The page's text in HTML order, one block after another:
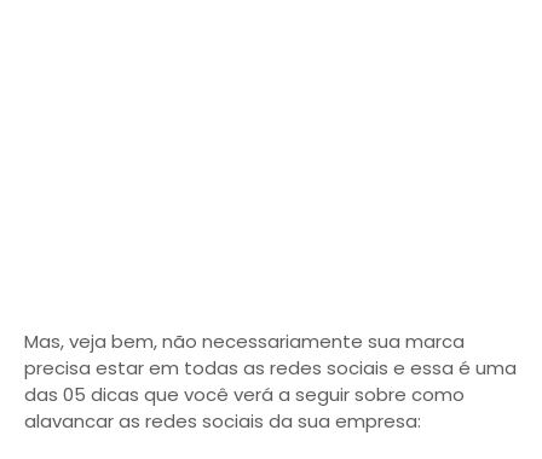
Mas, veja bem, não necessariamente sua marca
precisa estar em todas as redes sociais e essa é uma
das 05 dicas que você verá a seguir sobre como
alavancar as redes sociais da sua empresa: